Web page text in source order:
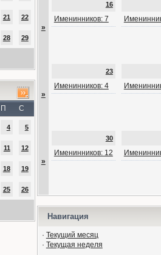
21 22
28 29
П С
4 5
11 12
18 19
25 26
»
16
Именинников: 7
»
23
Именинников: 4
»
30
Именинников: 12
Навигация
· Текущий месяц
· Текущая неделя